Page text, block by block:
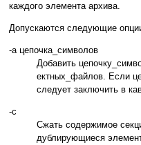
каждого элемента архива.
Допускаются следующие
-a цепочка_символов
Добавить
ектных_файлов. Если
следует заключить в
-c
Сжать содержимое
дублирующиеся